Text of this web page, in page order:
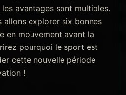
avantages sont multiples.
allons explorer six bonnes
en mouvement avant la
pourquoi le sport est
cette nouvelle période
!